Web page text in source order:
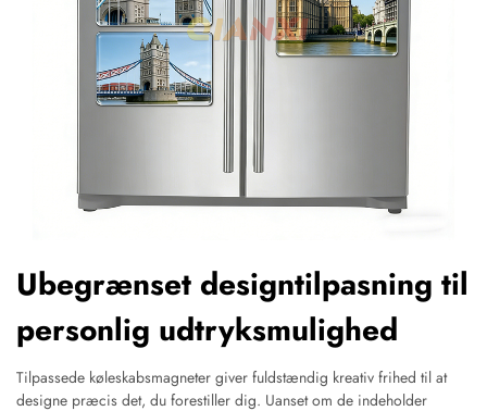
Ubegrænset designtilpasning til
personlig udtryksmulighed
Tilpassede køleskabsmagneter giver fuldstændig kreativ frihed til at
designe præcis det, du forestiller dig. Uanset om de indeholder